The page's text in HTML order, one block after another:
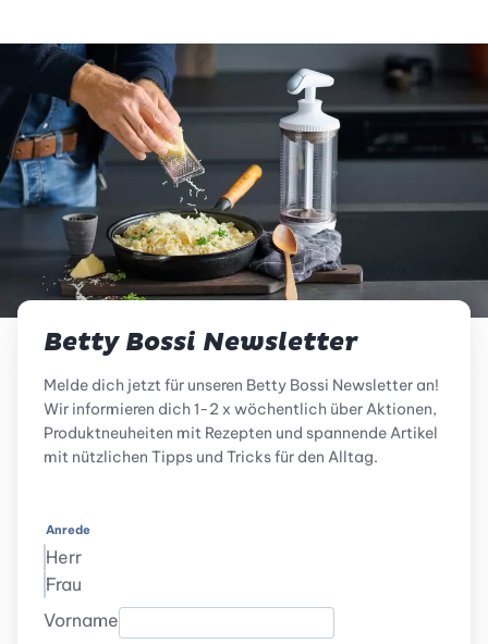
Betty Bossi Newsletter
Melde dich jetzt für unseren Betty Bossi Newsletter an!
Wir informieren dich 1-2 x wöchentlich über Aktionen,
Produktneuheiten mit Rezepten und spannende Artikel
mit nützlichen Tipps und Tricks für den Alltag.
Anrede
Herr
Frau
Vorname